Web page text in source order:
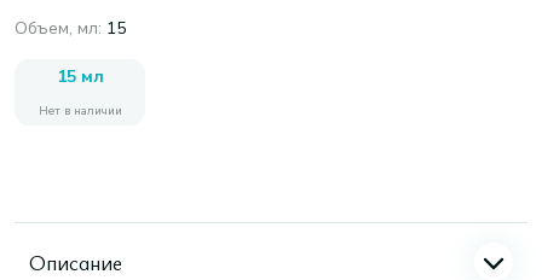
Объем, мл: 15
15 мл
Нет в наличии
Описание